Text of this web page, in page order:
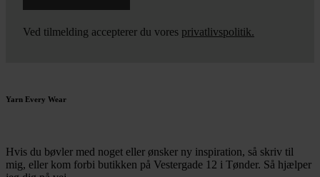
Ved tilmelding accepterer du vores privatlivspolitik.
Yarn Every Wear
Hvis du bøvler med noget eller ønsker ny inspiration, så skriv til
mig, eller kom forbi butikken på Vestergade 12 i Tønder. Så hjælper